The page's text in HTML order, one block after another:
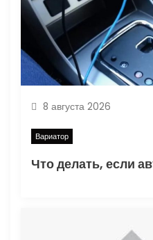
о
з
а
п
и
8 августа 2026
Вариатор